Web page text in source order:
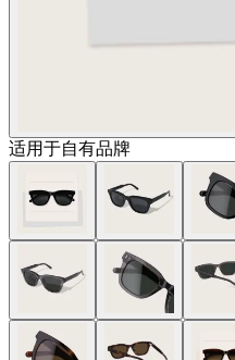
适用于自有品牌